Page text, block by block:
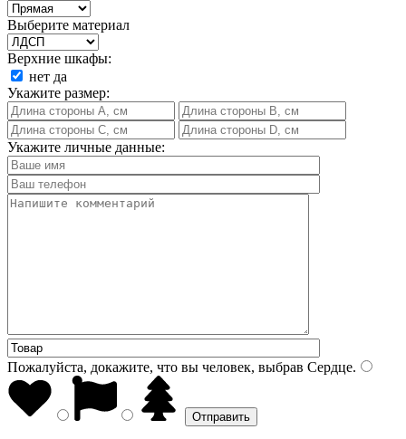
Выберите материал
Верхние шкафы:
нет да
Укажите размер:
Укажите личные данные:
Пожалуйста, докажите, что вы человек, выбрав Сердце.